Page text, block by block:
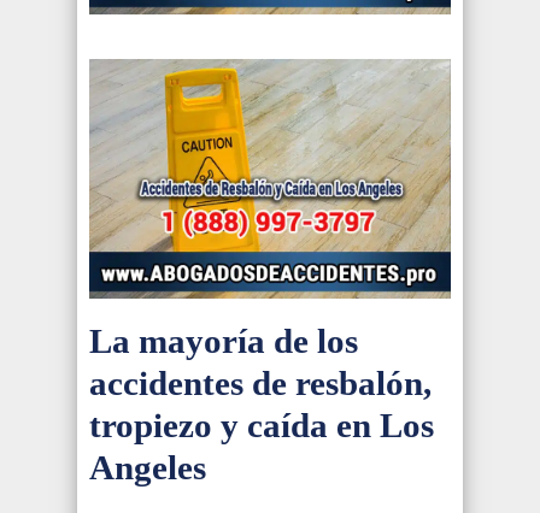
La mayoría de los
accidentes de resbalón,
tropiezo y caída en Los
Angeles